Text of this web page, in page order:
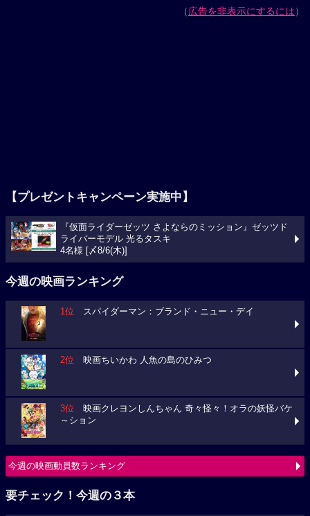
（広告を非表示にするには）
【プレゼントキャンペーン実施中】
『仮面ライダーゼッツ さよならのミッション』ゼッツド
ライバーモデル 光るタスキ
4名様 [〆8/6(木)]
今週の映画ランキング
1位 スパイダーマン：ブランド・ニュー・デイ
2位 映画ちいかわ 人魚の島のひみつ
3位 映画クレヨンしんちゃん 奇々怪々！オラの妖怪バケ
～ション
今週の映画動員数ランキング
要チェック！今週の３本